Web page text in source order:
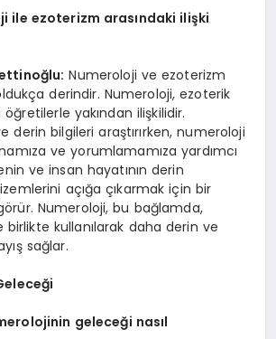
ile ezoterizm arasındaki ilişki
Numeroloji ve ezoterizm
derindir. Numeroloji, ezoterik
yakından ilişkilidir.
derin bilgileri araştırırken, numeroloji
ve yorumlamamıza yardımcı
ve insan hayatının derin
açığa çıkarmak için bir
Numeroloji, bu bağlamda,
birlikte kullanılarak daha derin ve
sağlar.
geleceği nasıl